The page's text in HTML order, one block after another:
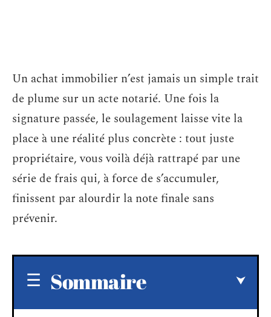
Un achat immobilier n’est jamais un simple trait
de plume sur un acte notarié. Une fois la
signature passée, le soulagement laisse vite la
place à une réalité plus concrète : tout juste
propriétaire, vous voilà déjà rattrapé par une
série de frais qui, à force de s’accumuler,
finissent par alourdir la note finale sans
prévenir.
Sommaire